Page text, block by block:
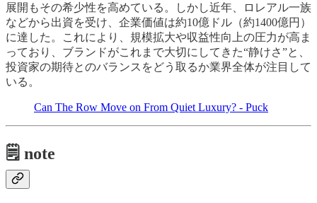
展開もその希少性を高めている。しかし近年、ロレアル一族
などから出資を受け、企業価値は約10億ドル（約1400億円）
に達した。これにより、規模拡大や収益性向上の圧力が高ま
っており、ブランドがこれまで大切にしてきた“静けさ”と、
投資家の期待とのバランスをどう取るか業界全体が注目して
いる。
Can The Row Move on From Quiet Luxury? - Puck
🗒️ note